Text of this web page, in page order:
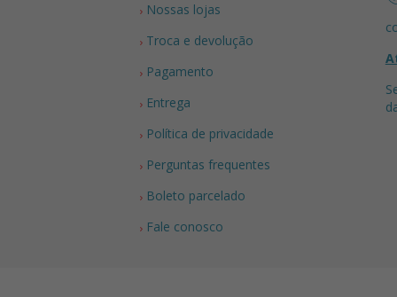
Nossas lojas
Troca e devolução
Pagamento
Entrega
Política de privacidade
Perguntas frequentes
Boleto parcelado
Fale conosco